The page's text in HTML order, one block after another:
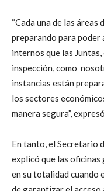
“Cada una de las
preparando para poder
internos que las
inspección, como
instancias están
los sectores
manera segura”,
En tanto, el Secretario
explicó que las
en su totalidad cuando